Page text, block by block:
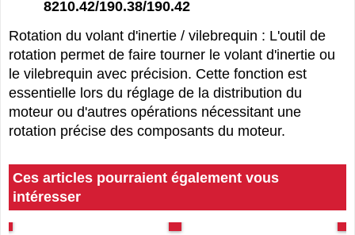
8040-25-45/8060-25-45/8460/8260/8280.
8210.42/190.38/190.42
Rotation du volant d'inertie / vilebrequin : L'outil de
rotation permet de faire tourner le volant d'inertie ou
le vilebrequin avec précision. Cette fonction est
essentielle lors du réglage de la distribution du
moteur ou d'autres opérations nécessitant une
Ces articles pourraient également vous
intéresser